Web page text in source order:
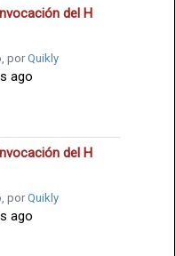
del H
porQuikly
ago
del H
porQuikly
ago